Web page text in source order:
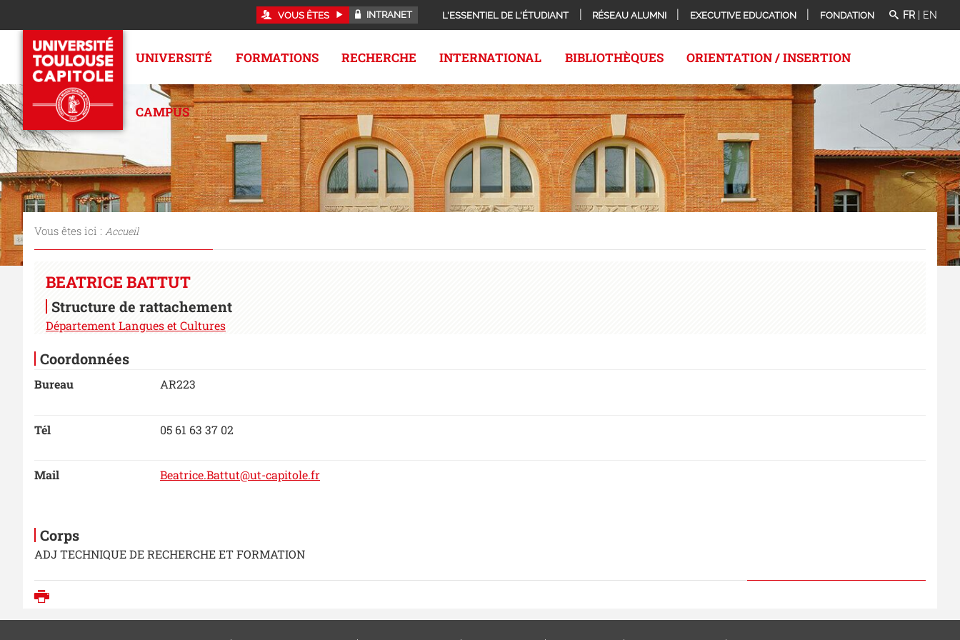
VOUS ÊTES INTRANET L'ESSENTIEL DE L'ÉTUDIANT RÉSEAU ALUMNI EXECUTIVE EDUCATION FONDATION FR EN
UNIVERSITÉ FORMATIONS RECHERCHE INTERNATIONAL BIBLIOTHÈQUES ORIENTATION / INSERTION
CAMPUS
Vous êtes ici : Accueil
BEATRICE BATTUT
Structure de rattachement
Département Langues et Cultures
Coordonnées
Bureau AR223
Tél 05 61 63 37 02
Mail Beatrice.Battut@ut-capitole.fr
Corps
ADJ TECHNIQUE DE RECHERCHE ET FORMATION